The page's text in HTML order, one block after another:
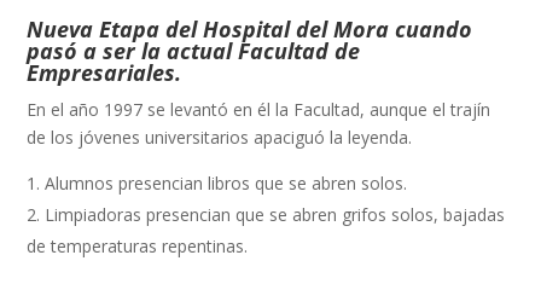
Nueva Etapa del Hospital del Mora cuando
pasó a ser la actual Facultad de
Empresariales.
En el año 1997 se levantó en él la Facultad, aunque el trajín
de los jóvenes universitarios apaciguó la leyenda.
Alumnos presencian libros que se abren solos.
Limpiadoras presencian que se abren grifos solos, bajadas
de temperaturas repentinas.